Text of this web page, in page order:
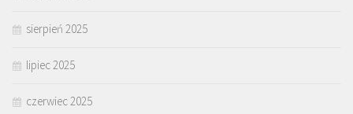
sierpień 2025
lipiec 2025
czerwiec 2025